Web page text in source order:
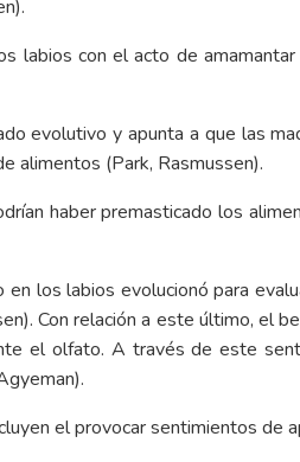
labios con el acto de
evolutivo y apunta a que las
alimentos (Park, Rasmussen).
haber premasticado los
los labios evolucionó para
Con relación a este último, el
el olfato. A través de este
el provocar sentimientos de